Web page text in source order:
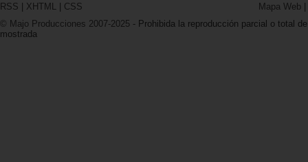
RSS | XHTML | CSS Mapa Web |
© Majo Producciones 2007-2025 - Prohibida la reproducción parcial o total
mostrada